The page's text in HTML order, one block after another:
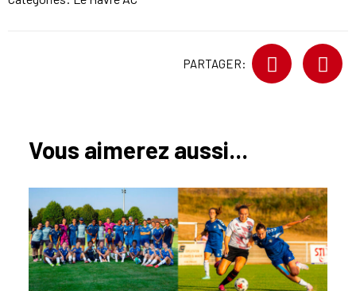
PARTAGER:
Vous aimerez aussi...